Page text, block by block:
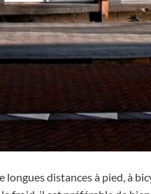
distances à pied, à